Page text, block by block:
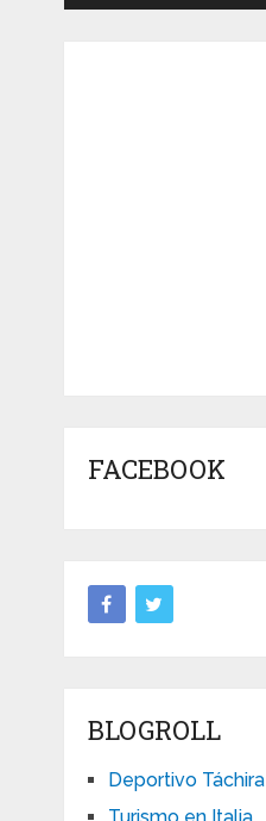
FACEBOOK
BLOGROLL
Deportivo Táchira